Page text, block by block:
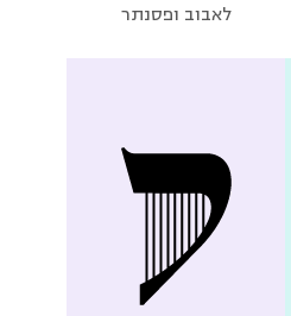
לאבוב ופסנתר